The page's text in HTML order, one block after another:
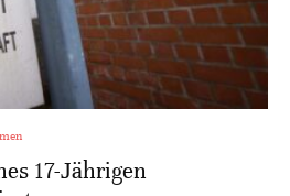
17-Jährigen